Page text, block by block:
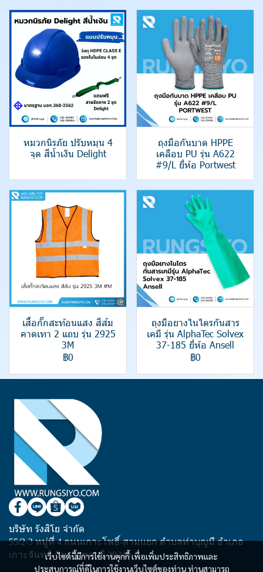
หมวกนิรภัย ปรับหมุน 4
จุด สีน้ำเงิน Delight
ถุงมือกันบาด HPPE
เคลือบ PU รุ่น A622
#9/L ยี่ห้อ Portwest
เสื้อกั๊กสะท้อนแสง สีส้ม
คาดเทา 2 แถบ รุ่น 2925
3M
฿0
ถุงมือยางไนไตรกันสาร
เคมี รุ่น AlphaTec Solvex
37-185 ยี่ห้อ Ansell
฿0
เว็บไซต์นี้มีการใช้งานคุกกี้ เพื่อเพิ่มประสิทธิภาพและ
ประสบการณ์ที่ดีในการใช้งานเว็บไซต์ของท่าน ท่านสามารถ
บริษัท รังสิโย จำกัด
55/2-3 หมู่ที่ 4 ถนนเกาะโพธิ์-สามแยก ตำบลท่าบุญมี อำเภอ
เกาะจันทร์ จังหวัดชลบุรี 20240